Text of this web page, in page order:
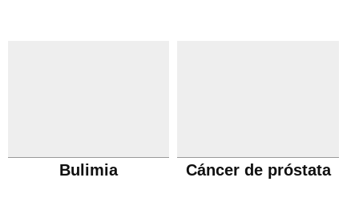
Bulimia Cáncer de próstata